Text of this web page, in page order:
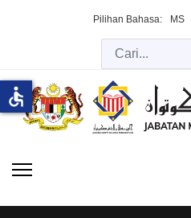
Pilihan Bahasa: MS
accessible